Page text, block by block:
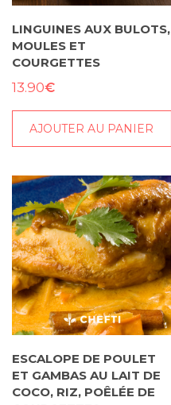
LINGUINES AUX BULOTS,
MOULES ET
COURGETTES
13.90€
AJOUTER AU PANIER
ESCALOPE DE POULET
ET GAMBAS AU LAIT DE
COCO, RIZ, POÊLÉE DE